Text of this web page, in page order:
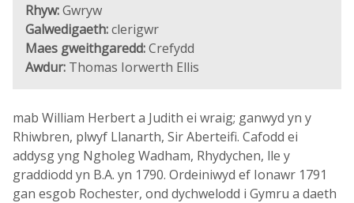
Rhyw:Gwryw
Galwedigaeth:clerigwr
Maes gweithgaredd:Crefydd
Awdur: Thomas Iorwerth Ellis
mab William Herbert a Judith ei wraig; ganwyd yn y
Rhiwbren, plwyf Llanarth, Sir Aberteifi. Cafodd ei
addysg yng Ngholeg Wadham, Rhydychen, lle y
graddiodd yn B.A. yn 1790. Ordeiniwyd ef Ionawr 1791
gan esgob Rochester, ond dychwelodd i Gymru a daeth